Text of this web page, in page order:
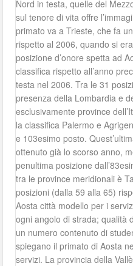
Nord in testa, quelle del
sul tenore di vita offre
primato va a Trieste, che fa
rispetto al 2006, quando si
posizione d’onore spetta ad
classifica rispetto all’anno
testa nel 2006. Tra le 31
presenza della Lombardia e
esclusivamente province
la classifica Palermo e
e 103esimo posto.
ottenuto già lo scorso anno,
penultima posizione
tra le province meridionali è
posizioni (dalla 59 alla 65)
Aosta città modello per i
ogni angolo di strada; qualità
un numero contenuto di
spiegano il primato di Aosta
servizi. La provincia della